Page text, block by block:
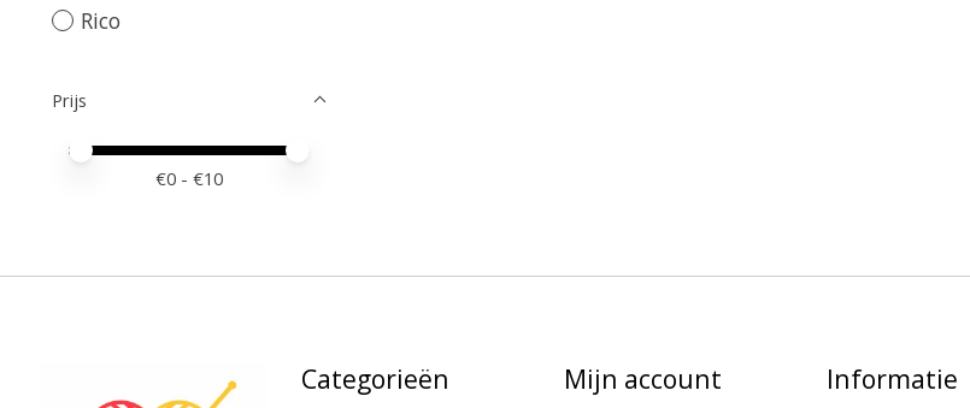
Rico
Prijs
Minimale prijswaarde
Price maximum value
€0 - €10
Categorieën Mijn account Informatie